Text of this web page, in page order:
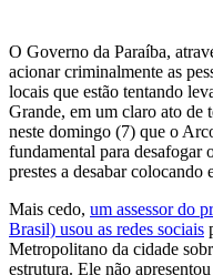
O Governo da Paraíba,
acionar criminalmente as
locais que estão tentando
Grande, em um claro ato de
neste domingo (7) que o
fundamental para desafogar
prestes a desabar colocando
Mais cedo, um assessor do
Brasil) usou as redes sociais
Metropolitano da cidade
estrutura. Ele não